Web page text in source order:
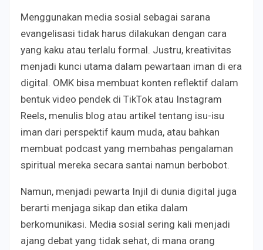
Menggunakan media sosial sebagai sarana
evangelisasi tidak harus dilakukan dengan cara
yang kaku atau terlalu formal. Justru, kreativitas
menjadi kunci utama dalam pewartaan iman di era
digital. OMK bisa membuat konten reflektif dalam
bentuk video pendek di TikTok atau Instagram
Reels, menulis blog atau artikel tentang isu-isu
iman dari perspektif kaum muda, atau bahkan
membuat podcast yang membahas pengalaman
spiritual mereka secara santai namun berbobot.
Namun, menjadi pewarta Injil di dunia digital juga
berarti menjaga sikap dan etika dalam
berkomunikasi. Media sosial sering kali menjadi
ajang debat yang tidak sehat, di mana orang